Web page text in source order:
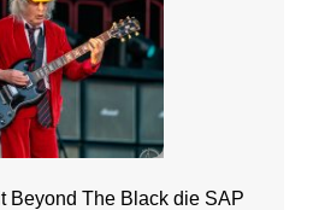
Beyond The Black die SAP